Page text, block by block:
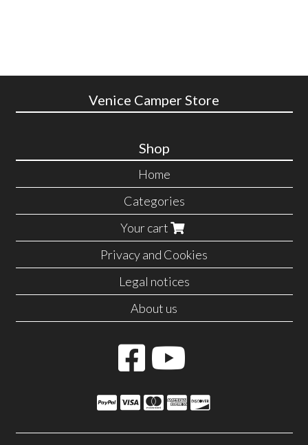
Venice Camper Store
Shop
Home
Categories
Your cart
Privacy and Cookies
Legal notices
About us